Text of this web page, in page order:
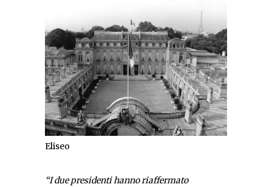
Eliseo
“I due presidenti hanno riaffermato